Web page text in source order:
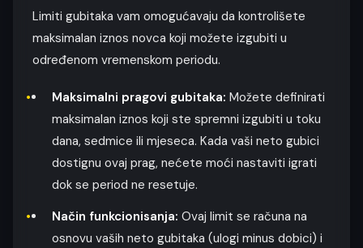
Limiti gubitaka vam omogućavaju da kontrolišete
maksimalan iznos novca koji možete izgubiti u
određenom vremenskom periodu.
Maksimalni pragovi gubitaka: Možete definirati
maksimalan iznos koji ste spremni izgubiti u toku
dana, sedmice ili mjeseca. Kada vaši neto gubici
dostignu ovaj prag, nećete moći nastaviti igrati
dok se period ne resetuje.
Način funkcionisanja: Ovaj limit se računa na
osnovu vaših neto gubitaka (ulogi minus dobici) i